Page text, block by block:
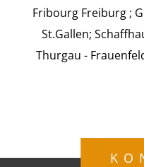
Fribourg Freiburg ;
St.Gallen;
Thurgau -